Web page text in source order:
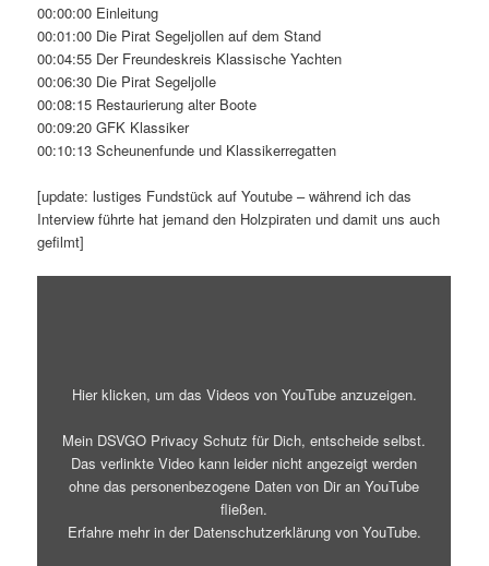
00:00:00 Einleitung
00:01:00 Die Pirat Segeljollen auf dem Stand
00:04:55 Der Freundeskreis Klassische Yachten
00:06:30 Die Pirat Segeljolle
00:08:15 Restaurierung alter Boote
00:09:20 GFK Klassiker
00:10:13 Scheunenfunde und Klassikerregatten
[update: lustiges Fundstück auf Youtube – während ich das
Interview führte hat jemand den Holzpiraten und damit uns auch
gefilmt]
Mahagoni“
anzeigen
Hier klicken, um das Videos von YouTube anzuzeigen.
Mein DSVGO Privacy Schutz für Dich, entscheide selbst.
Das verlinkte Video kann leider nicht angezeigt werden
ohne das personenbezogene Daten von Dir an YouTube
fließen.
Erfahre mehr in der Datenschutzerklärung von YouTube.